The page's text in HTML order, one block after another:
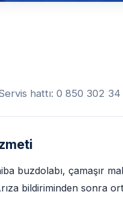
hattı: 0 850 302
buzdolabı, çamaşır
bildiriminden sonra